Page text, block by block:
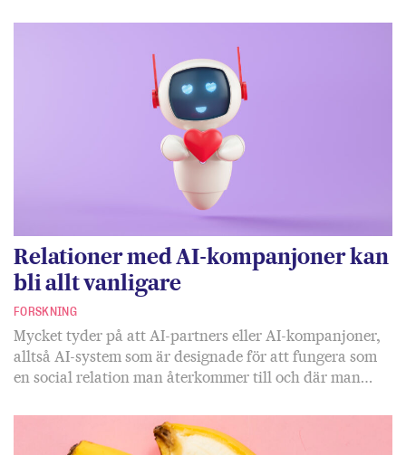
Relationer med AI-kompanjoner kan
bli allt vanligare
FORSKNING
Mycket tyder på att AI-partners eller AI-kompanjoner,
alltså AI-system som är designade för att fungera som
en social relation man återkommer till och där man…